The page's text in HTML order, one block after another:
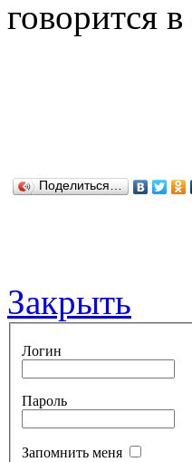
говорится
Поделиться…
Закрыть
Логин
Пароль
Запомнить меня